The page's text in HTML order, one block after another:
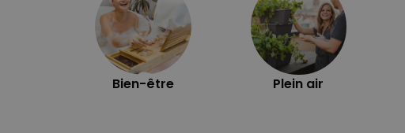
Bien-être Plein air